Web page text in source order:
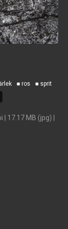
ros
sprit
17.17 MB (jpg) |